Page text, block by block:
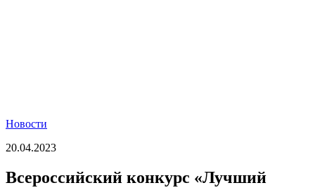
Новости
20.04.2023
Всероссийский конкурс «Лучший